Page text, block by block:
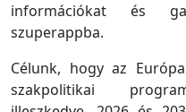
információkat és
szuperappba.
Célunk, hogy az
szakpolitikai